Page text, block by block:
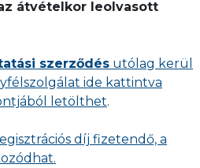
fel kell tölteni.
esetén az ide
a sikeres üzembe
hozzájáruló nyilatkozat
elegendő elektronikusan
átvételkor leolvasott
szerződés utólag kerül
ide kattintva
letölthet.
díj fizetendő, a